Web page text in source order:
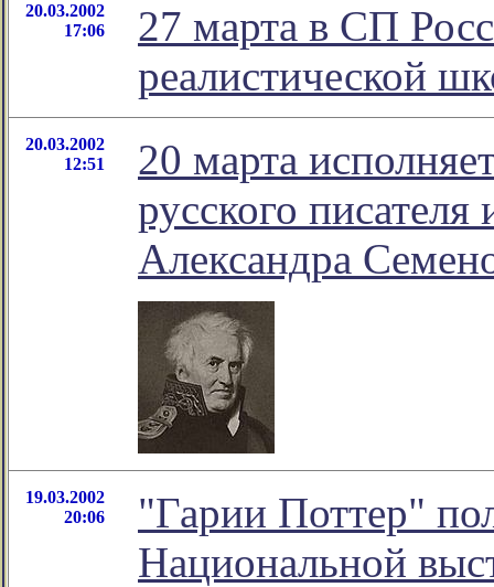
20.03.2002
17:06
27 марта в СП
реалистической
20.03.2002
12:51
20 марта
русского писателя
Александра
19.03.2002
20:06
"Гарии Поттер"
Национальной